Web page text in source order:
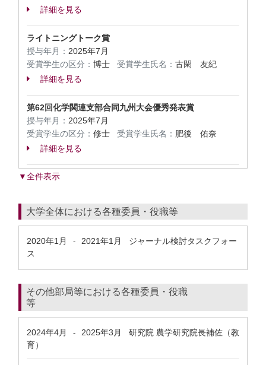
詳細を見る
ライトニングトーク賞
授与年月： 2025年7月
受賞学生の区分： 博士 受賞学生氏名： 古閑 友紀
詳細を見る
第62回化学関連支部合同九州大会優秀発表賞
授与年月： 2025年7月
受賞学生の区分： 修士 受賞学生氏名： 肥後 佑奈
詳細を見る
▼全件表示
大学全体における各種委員・役職等
2020年1月 - 2021年1月
ジャーナル検討タスクフォー
ス
その他部局等における各種委員・役職
等
2024年4月 - 2025年3月
研究院 農学研究院長補佐（教
育）